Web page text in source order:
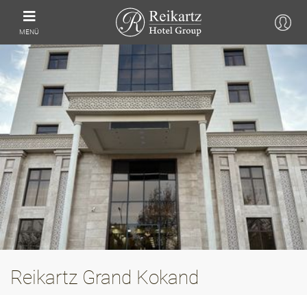
MENÜ
Reikartz Grand Kokand